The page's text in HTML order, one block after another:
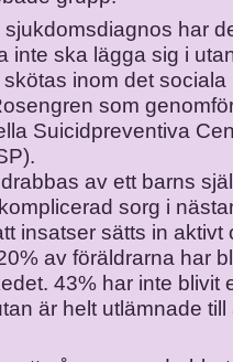
har
inte ska lägga sig i
inom det sociala
som
Suicidpreventiva
av ett barns
sorg i
insatser sätts in aktivt
av föräldrarna har
43% har inte blivit
är helt utlämnade till